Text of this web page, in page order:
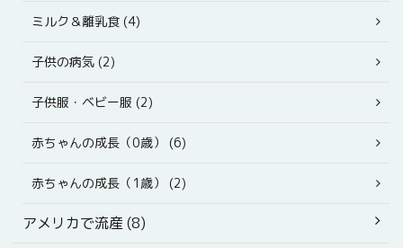
ミルク＆離乳食 (4)
子供の病気 (2)
子供服・ベビー服 (2)
赤ちゃんの成長（0歳） (6)
赤ちゃんの成長（1歳） (2)
アメリカで流産 (8)